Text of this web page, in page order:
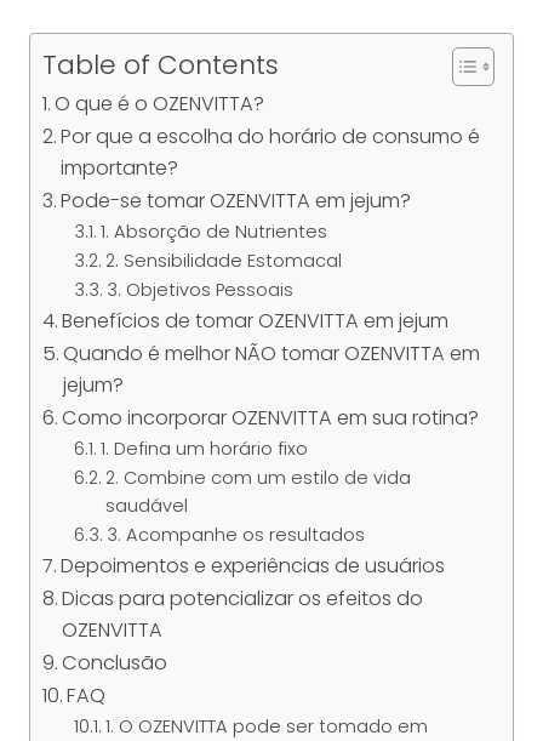
Table of Contents
O que é o OZENVITTA?
Por que a escolha do horário de consumo é
importante?
Pode-se tomar OZENVITTA em jejum?
1. Absorção de Nutrientes
2. Sensibilidade Estomacal
3. Objetivos Pessoais
Benefícios de tomar OZENVITTA em jejum
Quando é melhor NÃO tomar OZENVITTA em
jejum?
Como incorporar OZENVITTA em sua rotina?
1. Defina um horário fixo
2. Combine com um estilo de vida
saudável
3. Acompanhe os resultados
Depoimentos e experiências de usuários
Dicas para potencializar os efeitos do
OZENVITTA
Conclusão
FAQ
1. O OZENVITTA pode ser tomado em